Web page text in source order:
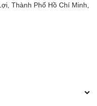
Thành Phố Hồ Chí Minh,